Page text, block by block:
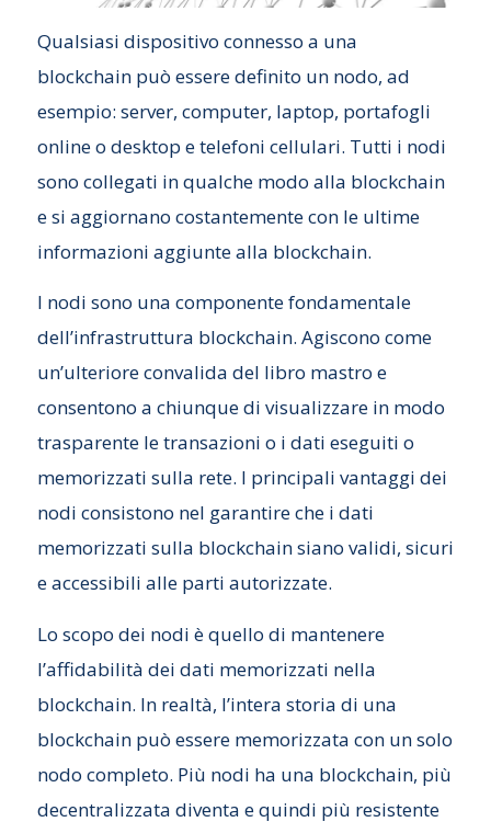
Qualsiasi dispositivo connesso a una
blockchain può essere definito un nodo, ad
esempio: server, computer, laptop, portafogli
online o desktop e telefoni cellulari. Tutti i nodi
sono collegati in qualche modo alla blockchain
e si aggiornano costantemente con le ultime
informazioni aggiunte alla blockchain.
I nodi sono una componente fondamentale
dell’infrastruttura blockchain. Agiscono come
un’ulteriore convalida del libro mastro e
consentono a chiunque di visualizzare in modo
trasparente le transazioni o i dati eseguiti o
memorizzati sulla rete. I principali vantaggi dei
nodi consistono nel garantire che i dati
memorizzati sulla blockchain siano validi, sicuri
e accessibili alle parti autorizzate.
Lo scopo dei nodi è quello di mantenere
l’affidabilità dei dati memorizzati nella
blockchain. In realtà, l’intera storia di una
blockchain può essere memorizzata con un solo
nodo completo. Più nodi ha una blockchain, più
decentralizzata diventa e quindi più resistente